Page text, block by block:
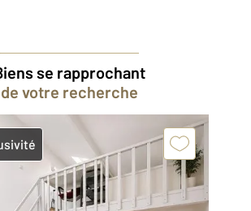
se rapprochant
de votre recherche